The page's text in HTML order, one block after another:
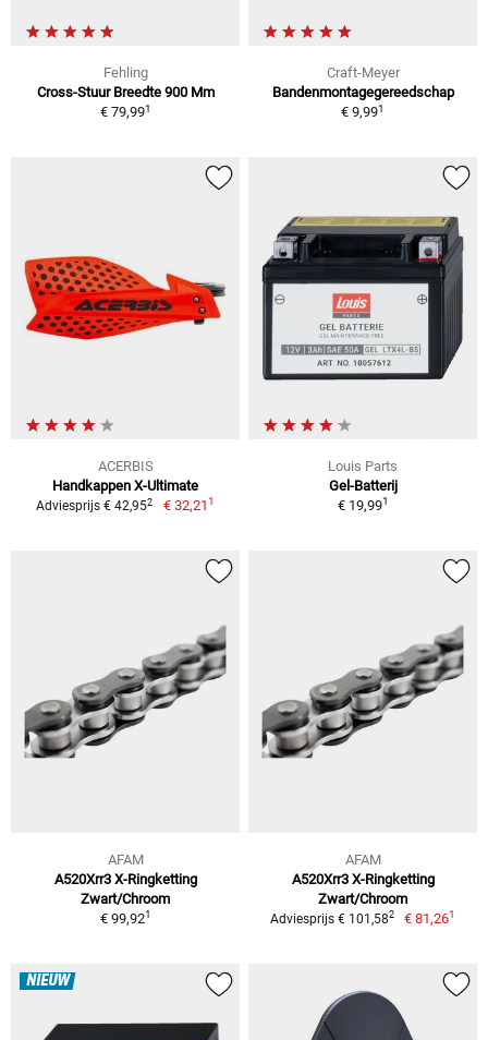
Fehling
Cross-Stuur Breedte 900 Mm
€ 79,991
Craft-Meyer
Bandenmontagegereedschap
€ 9,991
ACERBIS
Handkappen X-Ultimate
Adviesprijs € 42,952 € 32,211
Louis Parts
Gel-Batterij
€ 19,991
AFAM
A520Xrr3 X-Ringketting
Zwart/Chroom
€ 99,921
AFAM
A520Xrr3 X-Ringketting
Zwart/Chroom
Adviesprijs € 101,582 € 81,261
NIEUW